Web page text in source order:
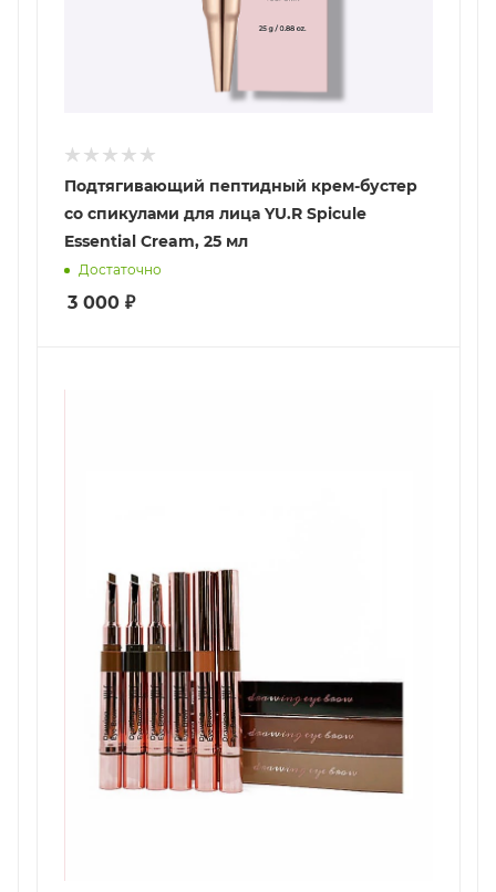
Подтягивающий пептидный крем-бустер
со спикулами для лица YU.R Spicule
Essential Cream, 25 мл
Достаточно
3 000 ₽